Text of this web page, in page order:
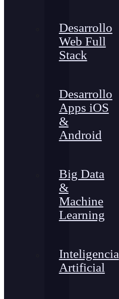
Desarrollo
Web Full
Stack
Desarrollo
Apps iOS
&
Android
Big Data
&
Machine
Learning
Inteligencia
Artificial